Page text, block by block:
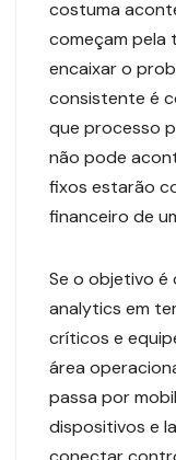
costuma
começam pela
encaixar o
consistente é
que processo
não pode
fixos estarão
financeiro de
Se o objetivo é
analytics em
críticos e
área
passa por
dispositivos e